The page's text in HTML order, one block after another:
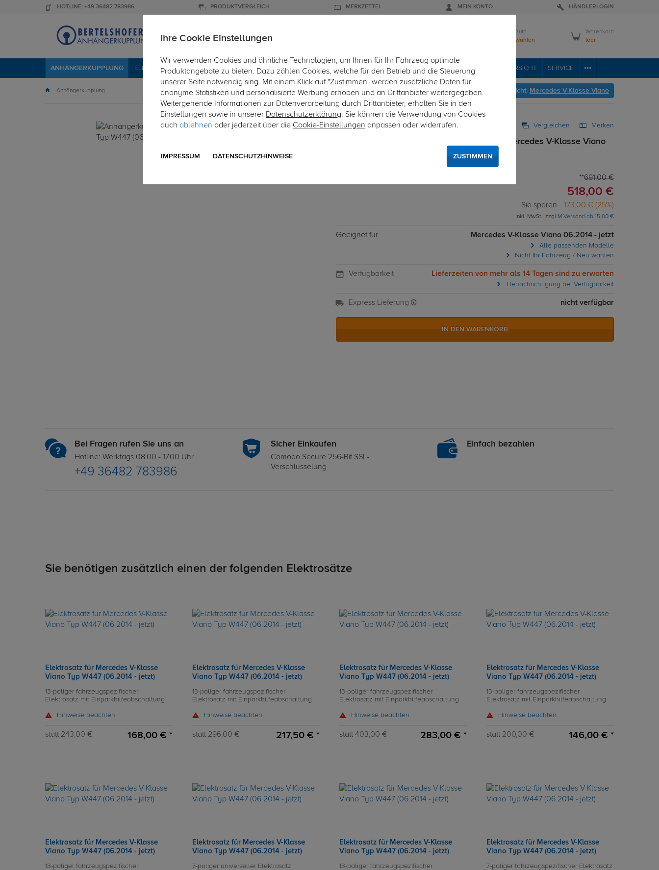
HOTLINE: +49 36482 783986 PRODUKTVERGLEICH MERKZETTEL MEIN KONTO HÄNDLERLOGIN
Mein Auto
Bitte wählen
Warenkorb
leer
ANHÄNGERKUPPLUNG ELEKTROSÄTZE DACHTRÄGER DACHBOXEN FAHRRADTRÄGER ZUBEHÖR EINBAUSERVICE FAHRZEUGÜBERSICHT SERVICE
Anhängerkupplung Hier geht's zur Fahrzeugübersicht: Mercedes V-Klasse Viano
Art.-Nr. aME313-2 Vergleichen Merken
TowCar Anhängerkupplung abnehmbar für Mercedes V-Klasse Viano
abnehmbares Automatiksystem von unten gesteckt
691,00 €
518,00 €
Sie sparen 173,00 € (25%)
inkl. MwSt., zzgl.M Versand ab 15,00 €
Geeignet für Mercedes V-Klasse Viano 06.2014 - jetzt
Alle passenden Modelle
Nicht Ihr Fahrzeug / Neu wählen
Verfügbarkeit Lieferzeiten von mehr als 14 Tagen sind zu erwarten
Benachrichtigung bei Verfügbarkeit
Express Lieferung nicht verfügbar
IN DEN WARENKORB
Bei Fragen rufen Sie uns an
Hotline: Werktags 08.00 - 17.00 Uhr
+49 36482 783986
Sicher Einkaufen
Comodo Secure 256-Bit SSL-
Verschlüsselung
Einfach bezahlen
Sie benötigen zusätzlich einen der folgenden Elektrosätze
Elektrosatz für Mercedes V-Klasse
Viano Typ W447 (06.2014 - jetzt)
13-poliger fahrzeugspezifischer
Elektrosatz mit Einparkhilfeabschaltung
Hinweise beachten
statt 243,00 € 168,00 € *
Elektrosatz für Mercedes V-Klasse
Viano Typ W447 (06.2014 - jetzt)
13-poliger fahrzeugspezifischer
Elektrosatz mit Einparkhilfeabschaltung
Hinweise beachten
statt 296,00 € 217,50 € *
Elektrosatz für Mercedes V-Klasse
Viano Typ W447 (06.2014 - jetzt)
13-poliger fahrzeugspezifischer
Elektrosatz mit Einparkhilfeabschaltung
Hinweise beachten
statt 403,00 € 283,00 € *
Elektrosatz für Mercedes V-Klasse
Viano Typ W447 (06.2014 - jetzt)
13-poliger fahrzeugspezifischer
Elektrosatz mit Einparkhilfeabschaltung
Hinweise beachten
statt 200,00 € 146,00 € *
Elektrosatz für Mercedes V-Klasse
Viano Typ W447 (06.2014 - jetzt)
13-poliger fahrzeugspezifischer
Elektrosatz für Mercedes V-Klasse
Viano Typ W447 (06.2014 - jetzt)
7-poliger universeller Elektrosatz
Elektrosatz für Mercedes V-Klasse
Viano Typ W447 (06.2014 - jetzt)
13-poliger fahrzeugspezifischer
Elektrosatz für Mercedes V-Klasse
Viano Typ W447 (06.2014 - jetzt)
7-poliger fahrzeugspezifischer Elektrosatz
Ihre Cookie Einstellungen
Wir verwenden Cookies und ähnliche Technologien, um Ihnen für Ihr Fahrzeug optimale
Produktangebote zu bieten. Dazu zählen Cookies, welche für den Betrieb und die Steuerung
unserer Seite notwendig sing. Mit einem Klick auf "Zustimmen" werden zusätzliche Daten für
anonyme Statistiken und personalisierte Werbung erhoben und an Drittanbieter weitergegeben.
Weitergehende Informationen zur Datenverarbeitung durch Drittanbieter, erhalten Sie in den
Einstellungen sowie in unserer Datenschutzerklärung. Sie können die Verwendung von Cookies
auch ablehnen oder jederzeit über die Cookie-Einstellungen anpassen oder widerrufen.
IMPRESSUM DATENSCHUTZHINWEISE ZUSTIMMEN